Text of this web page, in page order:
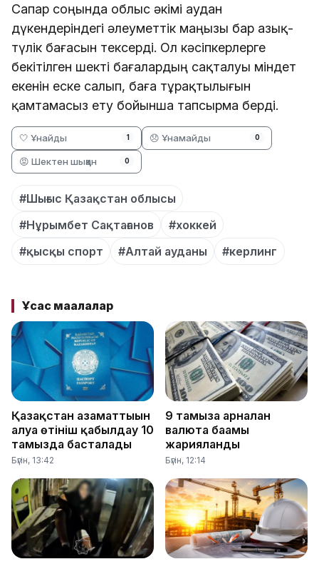
Сапар соңында облыс әкімі аудан
дүкендеріндегі әлеуметтік маңызы бар азық-
түлік бағасын тексерді. Ол кәсіпкерлерге
бекітілген шекті бағалардың сақталуы міндет
екенін еске салып, баға тұрақтылығын
қамтамасыз ету бойынша тапсырма берді.
🤍 Ұнайды 1 😞 Ұнамайды 0
😡 Шектен шыққан 0
#Шығыс Қазақстан облысы
#Нұрымбет Сақтағанов
#хоккей
#қысқы спорт
#Алтай ауданы #керлинг
Ұқсас мақалалар
Қазақстан азаматтығын
алуға өтініш қабылдау 10
тамызда басталады
Бүгін, 13:42
9 тамызға арналған
валюта бағамы
жарияланды
Бүгін, 12:14